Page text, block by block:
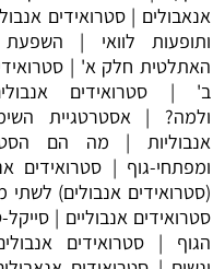
אנאבולים |סטרואידים
ותופעות לוואי | השפעת
האתלטית חלק א' |
ב' | סטרואידים
ולמה? | אסטרטגיית
אנבוליות | מה הם
ומפתחי-גוף | סטרואידים
(סטרואידים אנבולים)
סטרואידים אנבוליים |
הגוף | סטרואידים